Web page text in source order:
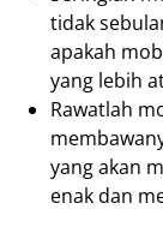
tidak
apakah
yang lebih
Rawatlah
yang akan
enak dan